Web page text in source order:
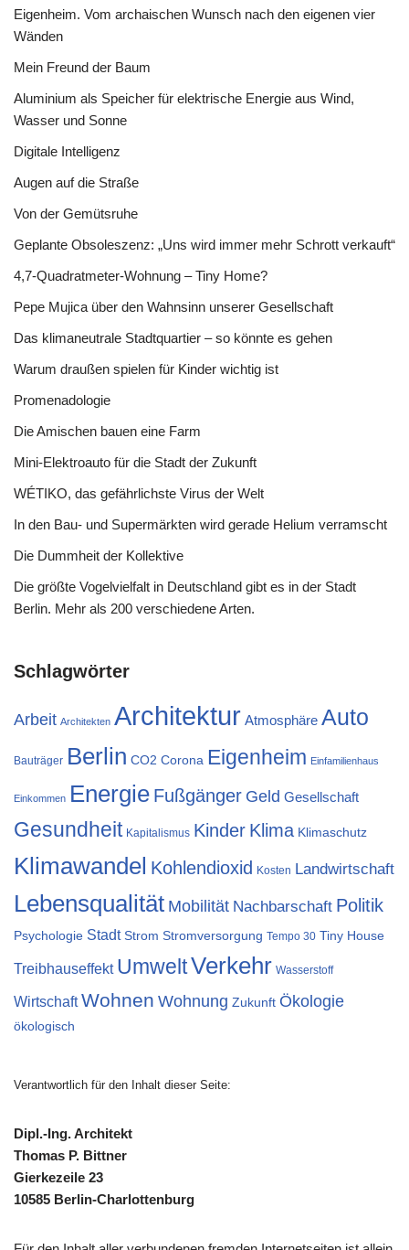
Eigenheim. Vom archaischen Wunsch nach den eigenen vier
Wänden
Mein Freund der Baum
Aluminium als Speicher für elektrische Energie aus Wind,
Wasser und Sonne
Digitale Intelligenz
Augen auf die Straße
Von der Gemütsruhe
Geplante Obsoleszenz: „Uns wird immer mehr Schrott verkauft“
4,7-Quadratmeter-Wohnung – Tiny Home?
Pepe Mujica über den Wahnsinn unserer Gesellschaft
Das klimaneutrale Stadtquartier – so könnte es gehen
Warum draußen spielen für Kinder wichtig ist
Promenadologie
Die Amischen bauen eine Farm
Mini-Elektroauto für die Stadt der Zukunft
WÉTIKO, das gefährlichste Virus der Welt
In den Bau- und Supermärkten wird gerade Helium verramscht
Die Dummheit der Kollektive
Die größte Vogelvielfalt in Deutschland gibt es in der Stadt
Berlin. Mehr als 200 verschiedene Arten.
Schlagwörter
Arbeit Architekten Architektur Atmosphäre Auto
Bauträger Berlin CO2 Corona Eigenheim Einfamilienhaus
Einkommen Energie Fußgänger Geld Gesellschaft
Gesundheit Kapitalismus Kinder Klima Klimaschutz
Klimawandel Kohlendioxid Kosten Landwirtschaft
Lebensqualität Mobilität Nachbarschaft Politik
Psychologie Stadt Strom Stromversorgung Tempo 30 Tiny House
Treibhauseffekt UmweltVerkehr Wasserstoff
Wirtschaft Wohnen Wohnung Zukunft Ökologie
ökologisch
Verantwortlich für den Inhalt dieser Seite:
Dipl.-Ing. Architekt
Thomas P. Bittner
Gierkezeile 23
10585 Berlin-Charlottenburg